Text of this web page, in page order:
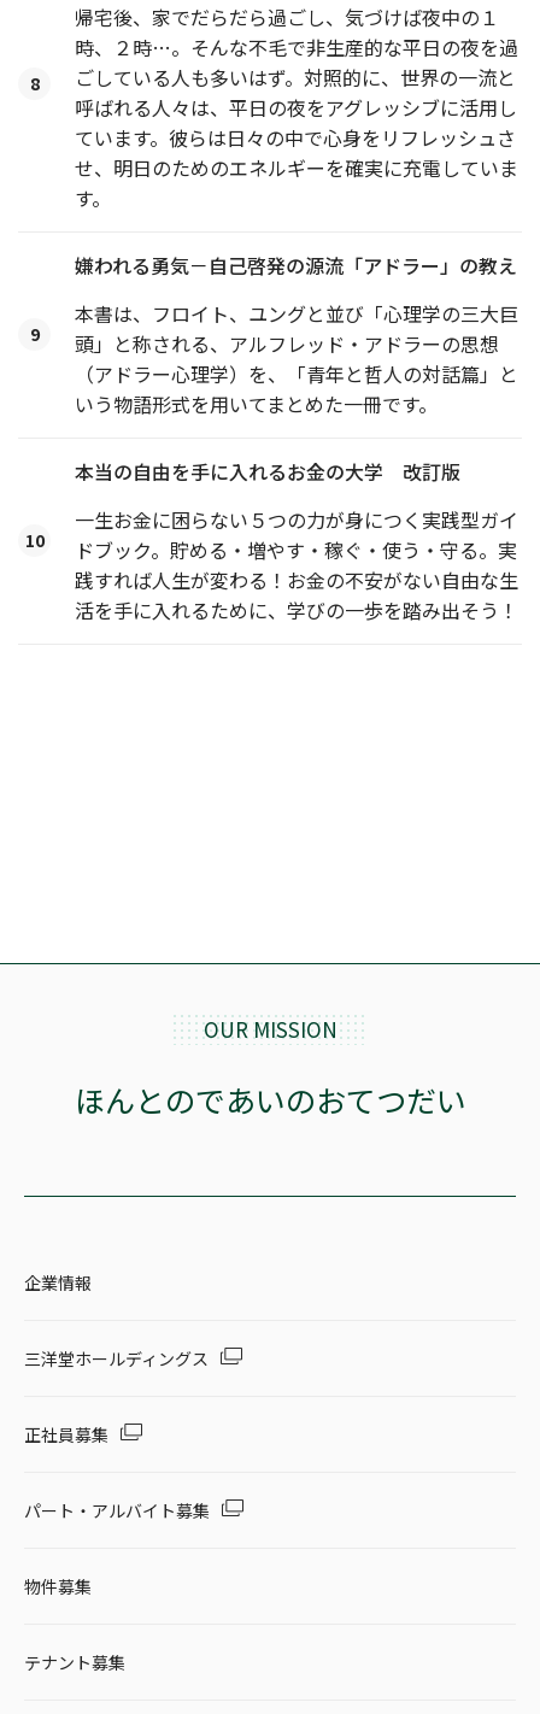
8
帰宅後、家でだらだら過ごし、気づけば夜中の１
時、２時…。そんな不毛で非生産的な平日の夜を過
ごしている人も多いはず。対照的に、世界の一流と
呼ばれる人々は、平日の夜をアグレッシブに活用し
ています。彼らは日々の中で心身をリフレッシュさ
せ、明日のためのエネルギーを確実に充電していま
す。
9
嫌われる勇気－自己啓発の源流「アドラー」の教え
本書は、フロイト、ユングと並び「心理学の三大巨
頭」と称される、アルフレッド・アドラーの思想
（アドラー心理学）を、「青年と哲人の対話篇」と
いう物語形式を用いてまとめた一冊です。
10
本当の自由を手に入れるお金の大学 改訂版
一生お金に困らない５つの力が身につく実践型ガイ
ドブック。貯める・増やす・稼ぐ・使う・守る。実
践すれば人生が変わる！お金の不安がない自由な生
活を手に入れるために、学びの一歩を踏み出そう！
OUR MISSION
ほんとのであいのおてつだい
企業情報
三洋堂ホールディングス
正社員募集
パート・アルバイト募集
物件募集
テナント募集